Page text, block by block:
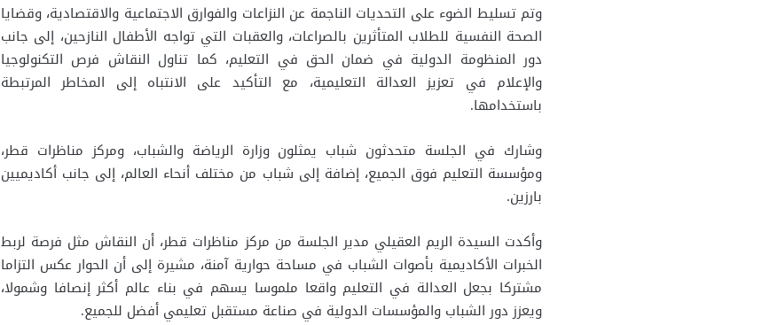
وتم تسليط الضوء على التحديات الناجمة عن النزاعات والفوارق الاجتماعية والاقتصادية، وقضايا
الصحة النفسية للطلاب المتأثرين بالصراعات، والعقبات التي تواجه الأطفال النازحين، إلى جانب
دور المنظومة الدولية في ضمان الحق في التعليم، كما تناول النقاش فرص التكنولوجيا
والإعلام في تعزيز العدالة التعليمية، مع التأكيد على الانتباه إلى المخاطر المرتبطة
باستخدامها.
وشارك في الجلسة متحدثون شباب يمثلون وزارة الرياضة والشباب، ومركز مناظرات قطر،
ومؤسسة التعليم فوق الجميع، إضافة إلى شباب من مختلف أنحاء العالم، إلى جانب أكاديميين
بارزين.
وأكدت السيدة الريم العقيلي مدير الجلسة من مركز مناظرات قطر، أن النقاش مثل فرصة لربط
الخبرات الأكاديمية بأصوات الشباب في مساحة حوارية آمنة، مشيرة إلى أن الحوار عكس التزاما
مشتركا بجعل العدالة في التعليم واقعا ملموسا يسهم في بناء عالم أكثر إنصافا وشمولا،
ويعزز دور الشباب والمؤسسات الدولية في صناعة مستقبل تعليمي أفضل للجميع.